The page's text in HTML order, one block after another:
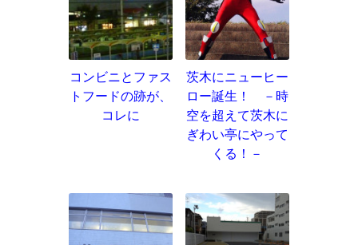
コンビニとファス
トフードの跡が、
コレに
茨木にニューヒー
ロー誕生！ －時
空を超えて茨木に
ぎわい亭にやって
くる！－